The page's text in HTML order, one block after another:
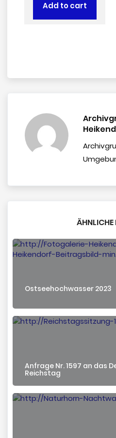
Add to cart
ÄHNLICHE
Ostseehochwasser 2023
Anfrage Nr. 1597 an das
Reichstag